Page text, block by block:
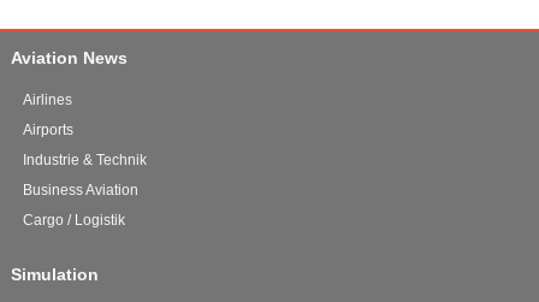
Aviation News
Airlines
Airports
Industrie & Technik
Business Aviation
Cargo / Logistik
Simulation